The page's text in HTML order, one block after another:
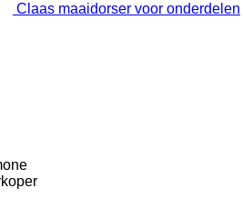
Claas maaidorser voor onderdelen